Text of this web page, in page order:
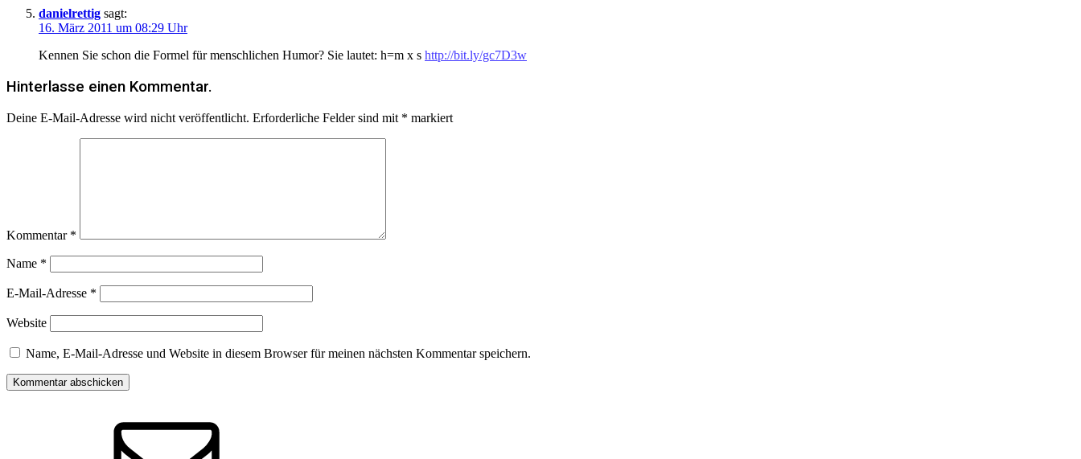
danielrettig sagt:
16. März 2011 um 08:29 Uhr
Kennen Sie schon die Formel für menschlichen Humor? Sie lautet: h=m x s http://bit.ly/gc7D3w
Hinterlasse einen Kommentar.
Deine E-Mail-Adresse wird nicht veröffentlicht. Erforderliche Felder sind mit * markiert
Kommentar *
Name *
E-Mail-Adresse *
Website
Name, E-Mail-Adresse und Website in diesem Browser für meinen nächsten Kommentar speichern.